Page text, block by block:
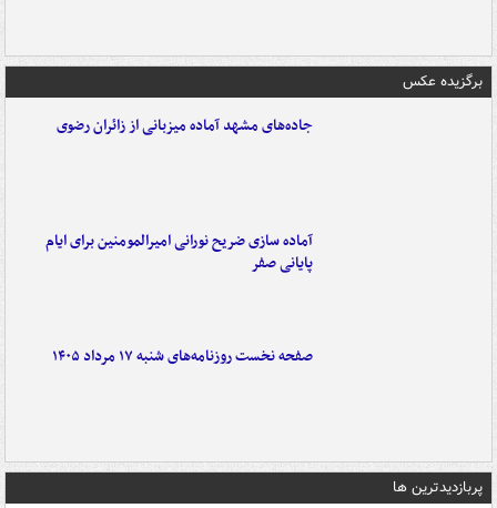
برگزیده عکس
جاده‌های مشهد آماده میزبانی از زائران رضوی
آماده سازی ضریح نورانی امیرالمومنین برای ایام
پایانی صفر
صفحه نخست روزنامه‌های شنبه ۱۷ مرداد ۱۴۰۵
پربازدیدترین ها